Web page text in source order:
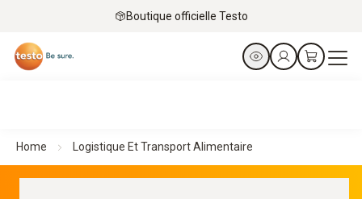
Boutique officielle Testo
Home Logistique Et Transport Alimentaire